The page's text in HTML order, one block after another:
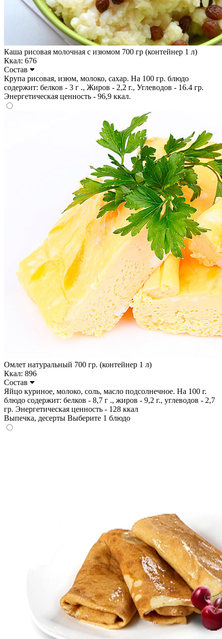
Каша рисовая молочная с изюмом 700 гр (контейнер 1 л)
Ккал: 676
Состав
Крупа рисовая, изюм, молоко, сахар. На 100 гр. блюдо
содержит: белков - 3 г ., Жиров - 2,2 г., Углеводов - 16.4 гр.
Энергетическая ценность - 96,9 ккал.
Омлет натуральный 700 гр. (контейнер 1 л)
Ккал: 896
Состав
Яйцо куриное, молоко, соль, масло подсолнечное. На 100 г.
блюдо содержит: белков - 8,7 г ., жиров - 9,2 г., углеводов - 2,7
гр. Энергетическая ценность - 128 ккал
Выпечка, десерты Выберите 1 блюдо